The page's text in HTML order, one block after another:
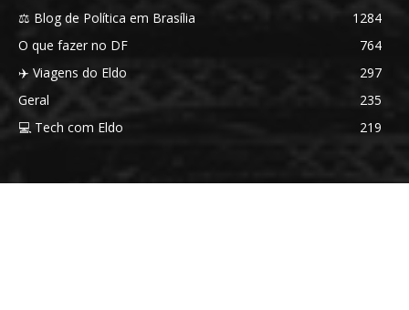
⚖️ Blog de Política em Brasília
1284
O que fazer no DF
764
✈️ Viagens do Eldo
297
Geral
235
💻 Tech com Eldo
219